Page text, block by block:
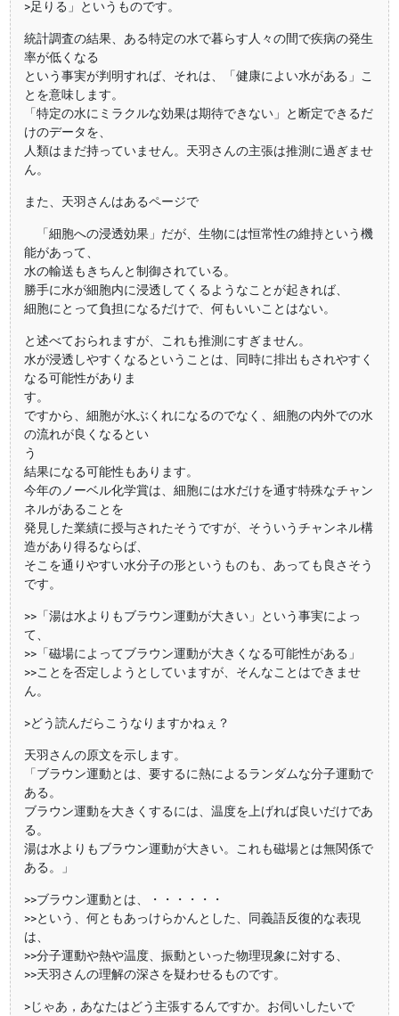
>足りる」というものです。
統計調査の結果、ある特定の水で暮らす人々の間で疾病の発生
率が低くなる
という事実が判明すれば、それは、「健康によい水がある」こ
とを意味します。
「特定の水にミラクルな効果は期待できない」と断定できるだ
けのデータを、
人類はまだ持っていません。天羽さんの主張は推測に過ぎませ
ん。
また、天羽さんはあるページで
「細胞への浸透効果」だが、生物には恒常性の維持という機
能があって、
水の輸送もきちんと制御されている。
勝手に水が細胞内に浸透してくるようなことが起きれば、
細胞にとって負担になるだけで、何もいいことはない。
と述べておられますが、これも推測にすぎません。
水が浸透しやすくなるということは、同時に排出もされやすく
なる可能性がありま
す。
ですから、細胞が水ぶくれになるのでなく、細胞の内外での水
の流れが良くなるとい
う
結果になる可能性もあります。
今年のノーベル化学賞は、細胞には水だけを通す特殊なチャン
ネルがあることを
発見した業績に授与されたそうですが、そういうチャンネル構
造があり得るならば、
そこを通りやすい水分子の形というものも、あっても良さそう
です。
>>「湯は水よりもブラウン運動が大きい」という事実によっ
て、
>>「磁場によってブラウン運動が大きくなる可能性がある」
>>ことを否定しようとしていますが、そんなことはできませ
ん。
>どう読んだらこうなりますかねぇ？
天羽さんの原文を示します。
「ブラウン運動とは、要するに熱によるランダムな分子運動で
ある。
ブラウン運動を大きくするには、温度を上げれば良いだけであ
る。
湯は水よりもブラウン運動が大きい。これも磁場とは無関係で
ある。」
>>ブラウン運動とは、・・・・・・
>>という、何ともあっけらかんとした、同義語反復的な表現
は、
>>分子運動や熱や温度、振動といった物理現象に対する、
>>天羽さんの理解の深さを疑わせるものです。
>じゃあ，あなたはどう主張するんですか。お伺いしたいで